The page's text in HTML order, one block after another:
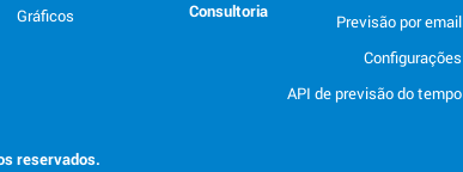
Previsão por email
Configurações
API de previsão do tempo
Consultoria
Gráficos
reservados.